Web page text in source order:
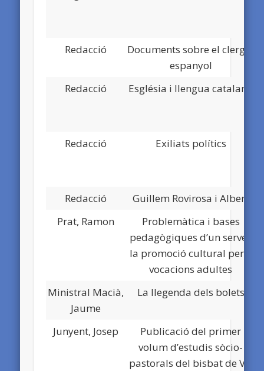
Redacció
Documents sobre el clergat
espanyol
Redacció
Església i llengua catalana
Redacció Exiliats polítics
Redacció
Guillem Rovirosa i Albert
Prat, Ramon
Problemàtica i bases
pedagògiques d’un servei:
la promoció cultural per a
vocacions adultes
Ministral Macià,
Jaume
La llegenda dels bolets
Junyent, Josep
Publicació del primer
volum d’estudis sòcio-
pastorals del bisbat de Vic